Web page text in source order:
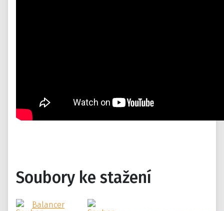
Soubory ke stažení
Balancer